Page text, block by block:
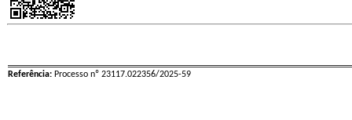
Referência: Processo nº 23117.022356/2025-59